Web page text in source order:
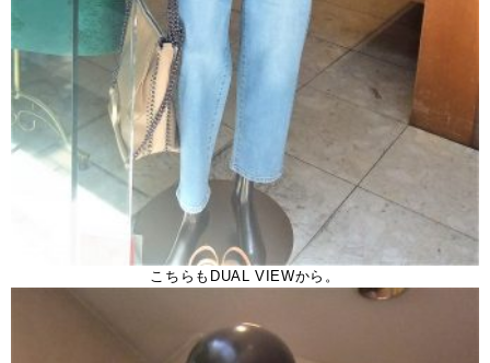
こちらもDUAL VIEWから。